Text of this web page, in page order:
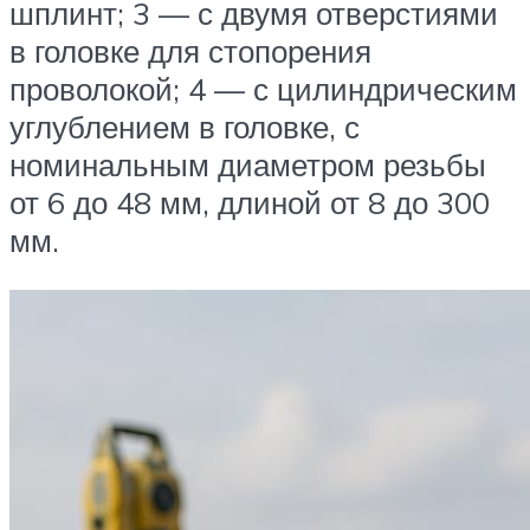
шплинт; 3 — с двумя отверстиями
в головке для стопорения
проволокой; 4 — с цилиндрическим
углублением в головке, с
номинальным диаметром резьбы
от 6 до 48 мм, длиной от 8 до 300
мм.